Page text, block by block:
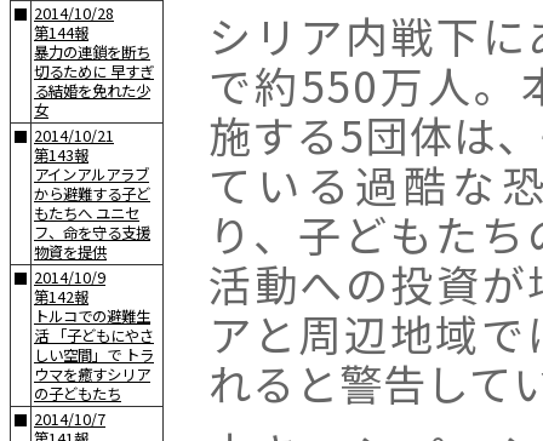
■ 2014/10/28
第144報
暴力の連鎖を断ち
切るために 早すぎ
る結婚を免れた少
女
■ 2014/10/21
第143報
アインアルアラブ
から避難する子ど
もたちへ ユニセ
フ、命を守る支援
物資を提供
■ 2014/10/9
第142報
トルコでの避難生
活 「子どもにやさ
しい空間」で トラ
ウマを癒すシリア
の子どもたち
■ 2014/10/7
シリア内戦下
で約550万人。
施する5団体は
ている過酷な
り、子どもた
活動への投資
アと周辺地域
れると警告して